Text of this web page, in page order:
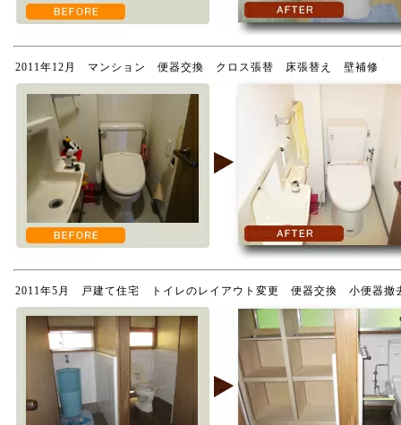
2011年12月 マンション 便器交換 クロス張替 床張替え 壁補修
2011年5月 戸建て住宅 トイレのレイアウト変更 便器交換 小便器